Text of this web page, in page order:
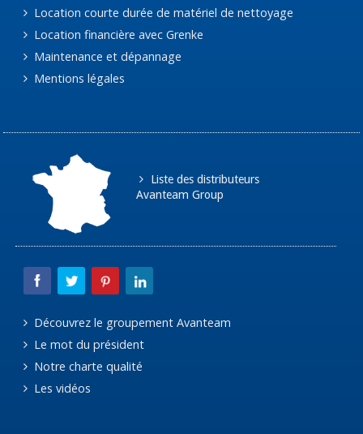
Location courte durée de matériel de nettoyage
Location financière avec Grenke
Maintenance et dépannage
Mentions légales
Liste des distributeurs
Avanteam Group
Découvrez le groupement Avanteam
Le mot du président
Notre charte qualité
Les vidéos